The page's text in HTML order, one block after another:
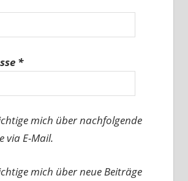
*
mich über nachfolgende
via E-Mail.
mich über neue Beiträge